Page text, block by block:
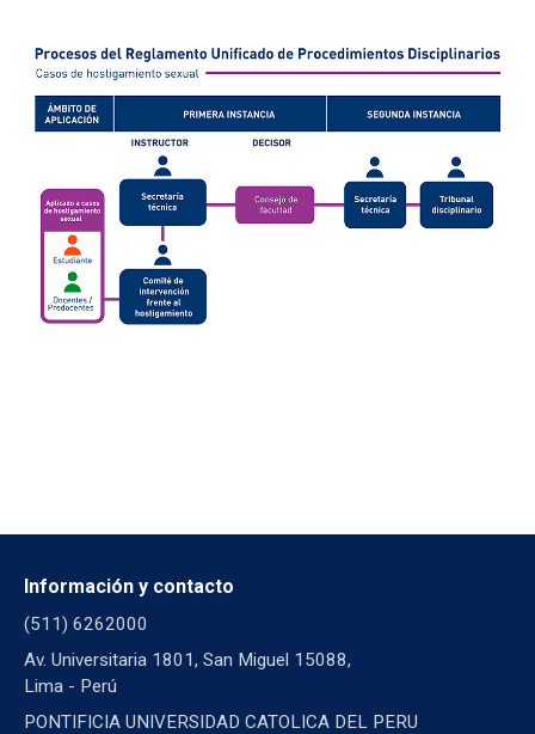
Información y contacto
(511) 6262000
Av. Universitaria 1801, San Miguel 15088,
Lima - Perú
PONTIFICIA UNIVERSIDAD CATOLICA DEL PERU